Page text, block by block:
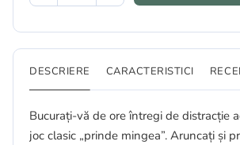
DESCRIERE CARACTERISTICI
Bucurați-vă de ore întregi de distracție
joc clasic „prinde mingea”. Aruncați și